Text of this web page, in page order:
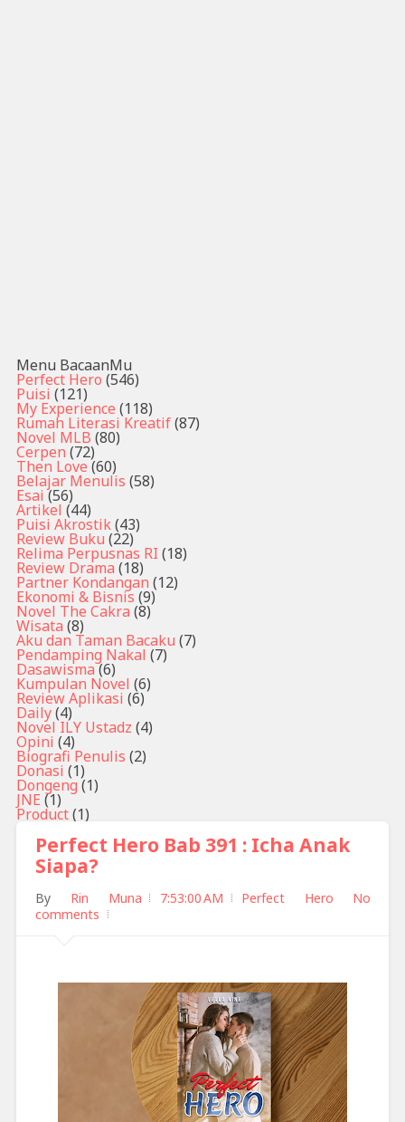
Menu BacaanMu
Perfect Hero (546)
Puisi (121)
My Experience (118)
Rumah Literasi Kreatif(87)
Novel MLB (80)
Cerpen (72)
Then Love (60)
Belajar Menulis (58)
Esai (56)
Artikel (44)
Puisi Akrostik(43)
Review Buku (22)
Relima Perpusnas RI (18)
Review Drama (18)
Partner Kondangan (12)
Ekonomi & Bisnis (9)
Novel The Cakra (8)
Wisata (8)
Aku dan Taman Bacaku (7)
Pendamping Nakal (7)
Dasawisma (6)
Kumpulan Novel (6)
Review Aplikasi (6)
Daily(4)
Novel ILY Ustadz (4)
Opini (4)
Biografi Penulis (2)
Donasi (1)
Dongeng (1)
JNE (1)
Product(1)
Perfect Hero Bab 391 : Icha Anak
Siapa?
By Rin Muna 7:53:00 AM Perfect Hero
No
comments